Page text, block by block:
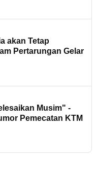
akan Tetap
Pertarungan Gelar
Musim" -
Pemecatan KTM